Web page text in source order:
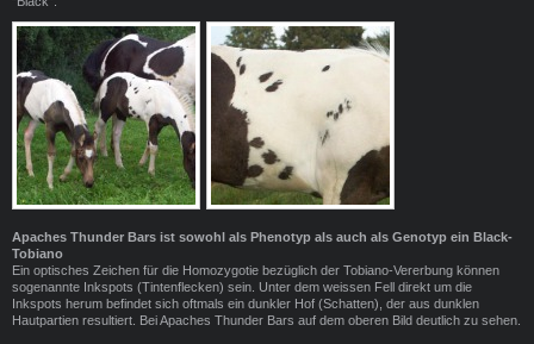
Apaches Thunder Bars ist sowohl als Phenotyp als auch als Genotyp ein Black-
Tobiano
Ein optisches Zeichen für die Homozygotie bezüglich der Tobiano-Vererbung können
sogenannte Inkspots (Tintenflecken) sein. Unter dem weissen Fell direkt um die
Inkspots herum befindet sich oftmals ein dunkler Hof (Schatten), der aus dunklen
Hautpartien resultiert. Bei Apaches Thunder Bars auf dem oberen Bild deutlich zu sehen.